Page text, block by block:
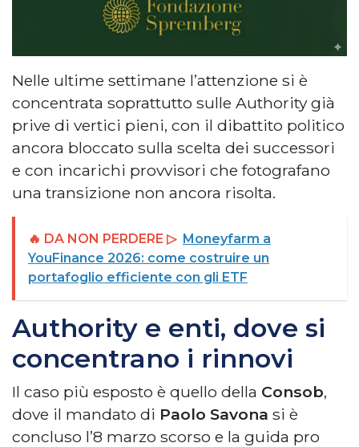
Nelle ultime settimane l’attenzione si è
concentrata soprattutto sulle Authority già
prive di vertici pieni, con il dibattito politico
ancora bloccato sulla scelta dei successori
e con incarichi provvisori che fotografano
una transizione non ancora risolta.
🔥 DA NON PERDERE ▷ Moneyfarm a
YouFinance 2026: come costruire un
portafoglio efficiente con gli ETF
Authority e enti, dove si
concentrano i rinnovi
Il caso più esposto è quello della Consob,
dove il mandato di Paolo Savona si è
concluso l’8 marzo scorso e la guida pro